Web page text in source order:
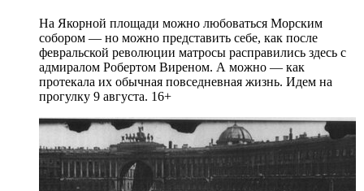
На Якорной площади можно любоваться Морским
собором — но можно представить себе, как после
февральской революции матросы расправились здесь с
адмиралом Робертом Виреном. А можно — как
протекала их обычная повседневная жизнь. Идем на
прогулку 9 августа. 16+